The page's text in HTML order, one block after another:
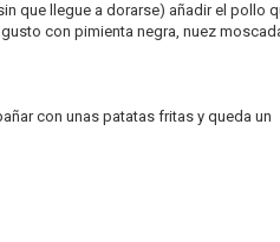
que llegue a dorarse) añadir el pollo
con pimienta negra, nuez
con unas patatas fritas y queda un